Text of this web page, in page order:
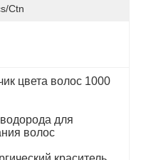
ctn
цвета волос 1000
для
волос